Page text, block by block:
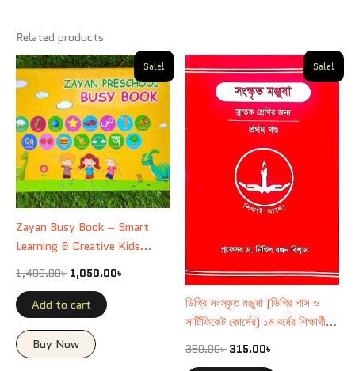
Related products
Sale!
Zayan Busy Book – Smart
Learning & Creative Kids
1,400.00৳
Original
price
was:
1,400.00৳ .
1,050.00৳
Current
price
is:
1,050.00৳ .
Add to cart
Buy Now
Sale!
ডিগ্রি সংস্কৃত মঞ্জুষা (ডিগ্রি পাস ও
সার্টিফিকেট কোর্সের) ১ম বর্ষের শিক্ষার্থীদের
350.00৳
Original
price
was:
350.00৳ .
315.00৳
Current
price
is:
315.00৳ .